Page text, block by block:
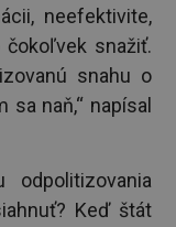
neefektivite,
snažiť.
snahu o
naň,“ napísal
Keď štát